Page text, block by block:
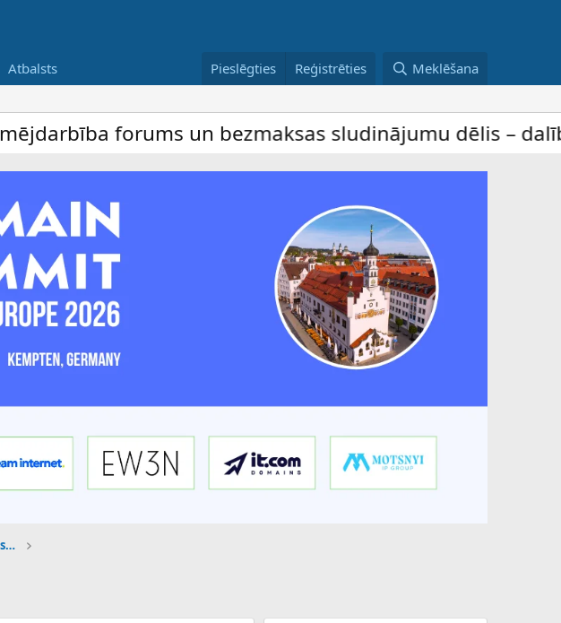
Atbalsts Pieslēgties Reģistrēties Meklēšana
un bezmaksas sludinājumu dēlis – dalība ir bez
Online Uzņēmējdarbība un Biznesa Izaugsme